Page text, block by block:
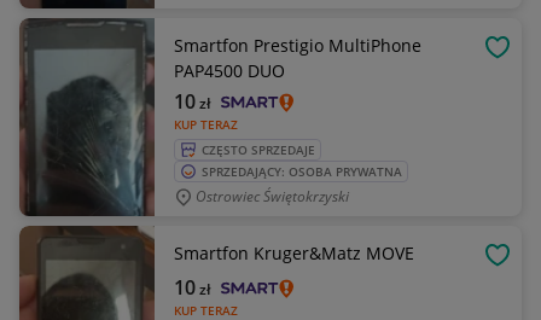
Smartfon Prestigio MultiPhone
PAP4500 DUO
KUP TERAZ
10zł
CZĘSTO SPRZEDAJE
SPRZEDAJĄCY: OSOBA PRYWATNA
Ostrowiec Świętokrzyski
Smartfon Kruger&Matz MOVE
KUP TERAZ
10zł